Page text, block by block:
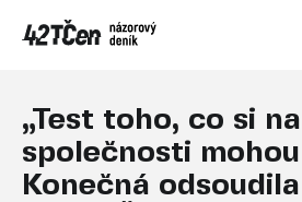
„Test toho, co si na
společnosti
Konečná